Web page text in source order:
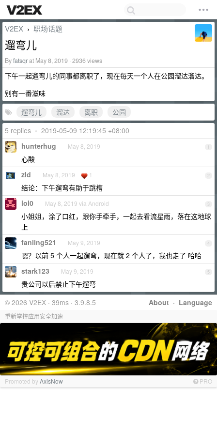
V2EX › 职场话题
遛弯儿
Byfatsqrat May 8, 2019 · 2936 views
下午一起遛弯儿的同事都离职了，现在每天一个人在公园溜达溜达。
别有一番滋味
遛弯儿
溜达 离职
公园
5 replies • 2019-05-09 12:19:45 +08:00
1
hunterhug May 8, 2019
心酸
2
zld May 8, 2019 1
结论：下午遛弯有助于跳槽
3
lol0 May 8, 2019 via Android
小姐姐，涂了口红，跟你手牵手，一起去看流星雨，落在这地球
上
4
fanling521 May 9, 2019
嗯？以前 5 个人一起遛弯，现在就 2 个人了，我也走了 哈哈
5
stark123 May 9, 2019
贵公司以后禁止下午遛弯
About · Language
© 2026 V2EX · 39ms · 3.9.8.5
重新掌控应用安全加速
Promoted byAxisNow PRO